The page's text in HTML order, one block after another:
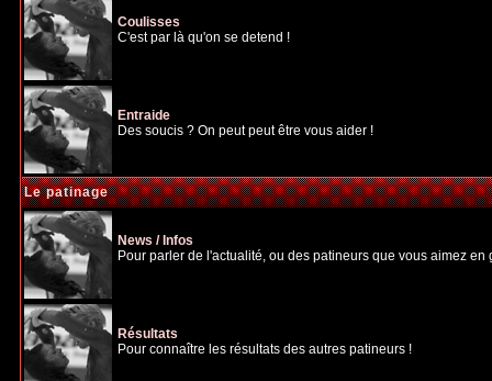
Coulisses
C'est par là qu'on se detend !
Entraide
Des soucis ? On peut peut être vous aider !
Le patinage
News / Infos
Pour parler de l'actualité, ou des patineurs que vous aimez
Résultats
Pour connaître les résultats des autres patineurs !